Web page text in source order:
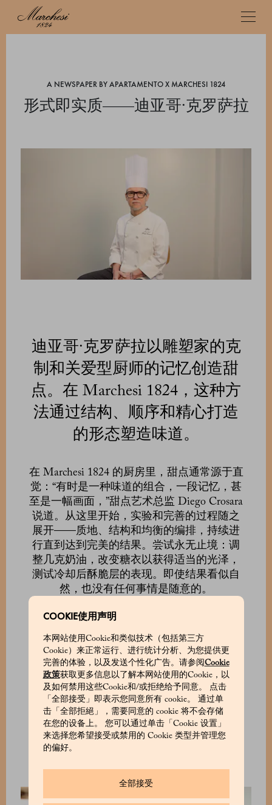
COOKIE使用声明
本网站使用Cookie和类似技术（包括第三方
Cookie）来正常运行、进行统计分析、为您提供更
完善的体验，以及发送个性化广告。请参阅Cookie
政策获取更多信息以了解本网站使用的Cookie，以
及如何禁用这些Cookie和/或拒绝给予同意。 点击
「全部接受」即表示您同意所有 cookie。 通过单
击「全部拒絕」，需要同意的 cookie 将不会存储
在您的设备上。 您可以通过单击「Cookie 设置」
来选择您希望接受或禁用的 Cookie 类型并管理您
的偏好。
全部接受
A NEWSPAPER BY APARTAMENTO X MARCHESI 1824
形式即实质——迪亚哥·克罗萨拉
迪亚哥·克罗萨拉以雕塑家的克
制和关爱型厨师的记忆创造甜
点。在 Marchesi 1824，这种方
法通过结构、顺序和精心打造
的形态塑造味道。
在 Marchesi 1824 的厨房里，甜点通常源于直
觉：“有时是一种味道的组合，一段记忆，甚
至是一幅画面，”甜点艺术总监 Diego Crosara
说道。从这里开始，实验和完善的过程随之
展开——质地、结构和均衡的编排，持续进
行直到达到完美的结果。尝试永无止境：调
整几克奶油，改变糖衣以获得适当的光泽，
测试冷却后酥脆层的表现。即使结果看似自
然，也没有任何事情是随意的。
当 Crosara 谈论甜点时，他更像设计师而不是
材料。“我不仅仅与味道打交道，还涉及体
积、质地、颜色和形状，”他解释道。酥脆元
素作为结构；柔滑奶油提供对比与节奏。甜
点必须在品尝之前就具备承载、支撑和传达
能力。“形状是一种语言，”他说，“它们应该
在第一口之前就表达甜点想要传达的内容。”
球体暗示轻盈；尖锐的边缘传递强度。形状